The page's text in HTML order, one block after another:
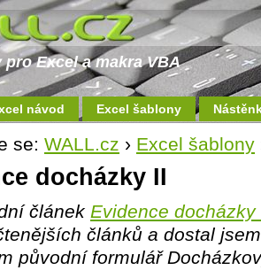
Excel a makra VBA
návod Excel šablony
se: WALL.cz › Excel šablony
docházky II
článek Evidence
článků a dostal
původní formulář